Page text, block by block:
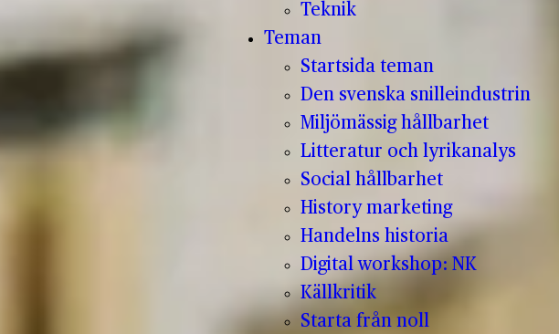
Teknik
Teman
Startsida teman
Den svenska snilleindustrin
Miljömässig hållbarhet
Litteratur och lyrikanalys
Social hållbarhet
History marketing
Handelns historia
Digital workshop: NK
Källkritik
Starta från noll